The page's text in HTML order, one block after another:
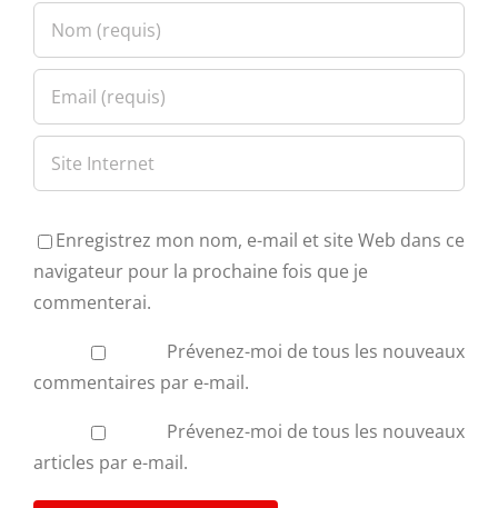
Enregistrez mon nom, e-mail et site Web dans ce
navigateur pour la prochaine fois que je
commenterai.
Prévenez-moi de tous les nouveaux
commentaires par e-mail.
Prévenez-moi de tous les nouveaux
articles par e-mail.